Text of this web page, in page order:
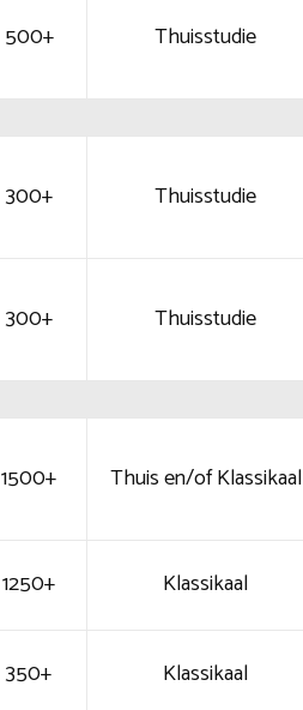
500+ Thuisstudie
300+ Thuisstudie
300+ Thuisstudie
1500+ Thuis en/of Klassikaal
1250+ Klassikaal
350+ Klassikaal